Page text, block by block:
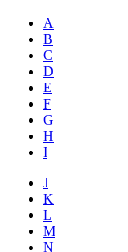
A
B
C
D
E
F
G
H
I
J
K
L
M
N